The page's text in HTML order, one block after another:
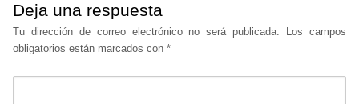
Deja una respuesta
Tu dirección de correo electrónico no será publicada.
Los campos
obligatorios están marcados con *